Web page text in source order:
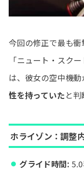
今回の修正で最も
「ニュート・スク
は、彼女の空中機動
性を持っていた と判
ホライゾン：調整
グライド時間: